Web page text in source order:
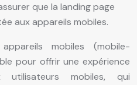
que la landing page
aux appareils mobiles.
mobiles (mobile-
pour offrir une expérience
utilisateurs mobiles, qui